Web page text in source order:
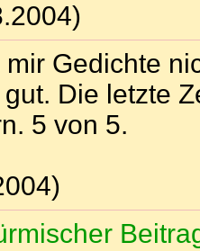
Gedichte
Die letzte
5 von 5.